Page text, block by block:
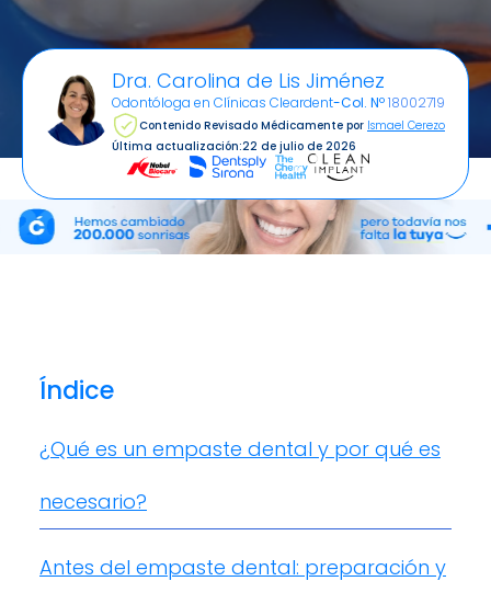
Dra. Carolina de Lis Jiménez
Odontóloga en Clínicas Cleardent-Col. Nº18002719
Contenido Revisado Médicamente por Ismael Cerezo
Última actualización:22 de julio de 2026
Índice
¿Qué es un empaste dental y por qué es
necesario?
Antes del empaste dental: preparación y